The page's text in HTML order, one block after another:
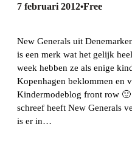
7 februari 2012•Free
New Generals uit
is een merk wat het gelijk
week hebben ze als enige
Kopenhagen beklommen en
Kindermodeblog front row
schreef heeft New Generals
is er in…